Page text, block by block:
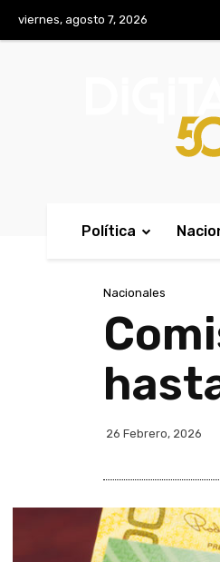
viernes, agosto 7, 2026
Política
Nacionales
26 Febrero, 2026